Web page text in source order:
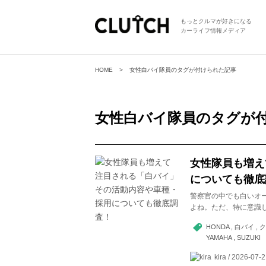
もっとクルマが好きになる
カーライフ情報メディア
HOME 女性白バイ隊員のタグが付けられた記事
女性白バイ隊員のタグが
女性隊員も増
についても徹底
警察官の中でも白いオ
よね。ただ、特に意識
HONDA , 白バイ ,
YAMAHA , SUZUKI
kira / 2026-07-